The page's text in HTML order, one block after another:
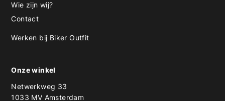
Wie zijn wij?
Contact
Werken bij Biker Outfit
Onze winkel
Netwerkweg 33
1033 MV Amsterdam